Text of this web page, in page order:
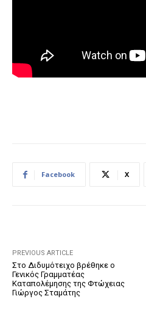
Facebook X
PREVIOUS ARTICLE
Στο Διδυμότειχο βρέθηκε ο
Γενικός Γραμματέας
Καταπολέμησης της Φτώχειας
Γιώργος Σταμάτης